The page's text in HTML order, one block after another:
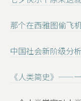
那个在西雅图偷飞
中国社会新阶级分析
《人类简史》——